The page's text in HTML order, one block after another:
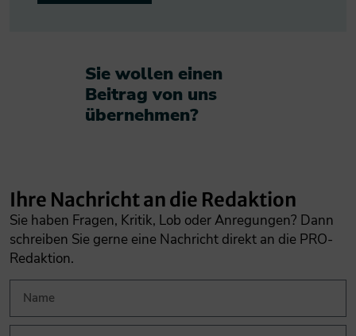
Sie wollen einen
Beitrag von uns
übernehmen?​
Ihre Nachricht an die Redaktion
Sie haben Fragen, Kritik, Lob oder Anregungen? Dann
schreiben Sie gerne eine Nachricht direkt an die PRO-
Redaktion.